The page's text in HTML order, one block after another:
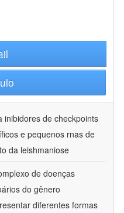
inibidores de checkpoints
e pequenos rnas de
da leishmaniose
de doenças
do gênero
diferentes formas